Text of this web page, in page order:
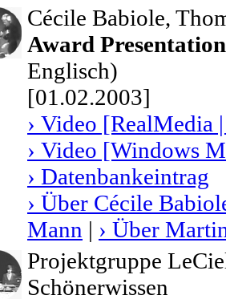
Cécile Babiole,
Award
Englisch)
[01.02.2003]
› Video [RealMedia
› Video [Windows
› Datenbankeintrag
› Über Cécile
Mann | › Über
Projektgruppe
Schönerwissen